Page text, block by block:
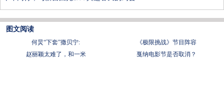
图文阅读
何炅“下套”撒贝宁:
《极限挑战》节目阵容
赵丽颖太难了，和一米
戛纳电影节是否取消？